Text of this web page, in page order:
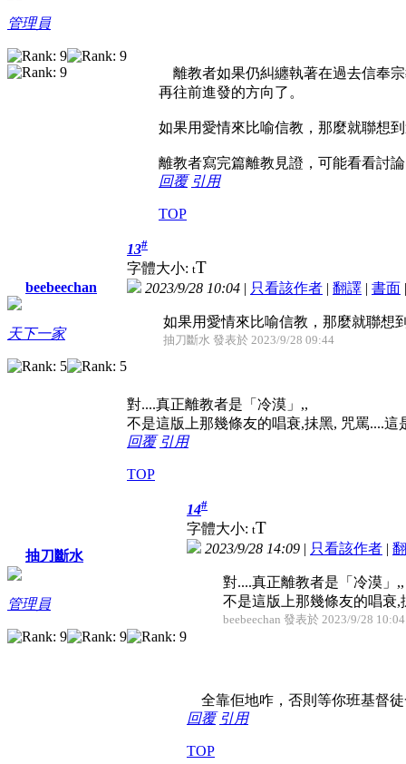
管理員
離教者如果仍糾纏執著在過去信奉
再往前進發的方向了。
如果用愛情來比喻信教，那麼就聯想
離教者寫完篇離教見證，可能看看討
回覆 引用
TOP
beebeechan
天下一家
13#
字體大小: tT
2023/9/28 10:04 | 只看該作者 | 翻譯 | 書面
如果用愛情來比喻信教，那麼就聯想
抽刀斷水 發表於 2023/9/28 09:44
對....真正離教者是「冷漠」,,
不是這版上那幾條友的唱衰,抺黑, 咒罵....這
回覆 引用
TOP
抽刀斷水
管理員
14#
字體大小: tT
2023/9/28 14:09 | 只看該作者 |
對....真正離教者是「冷漠」,,
不是這版上那幾條友的唱衰,
beebeechan 發表於 2023/9/28 10:04
全靠佢地咋，否則等你班基督
回覆 引用
TOP